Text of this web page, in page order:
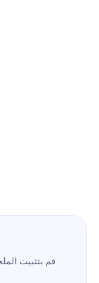
قم بتثبيت